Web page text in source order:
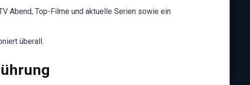
Abend, Top-Filme und aktuelle Serien sowie ein
überall.